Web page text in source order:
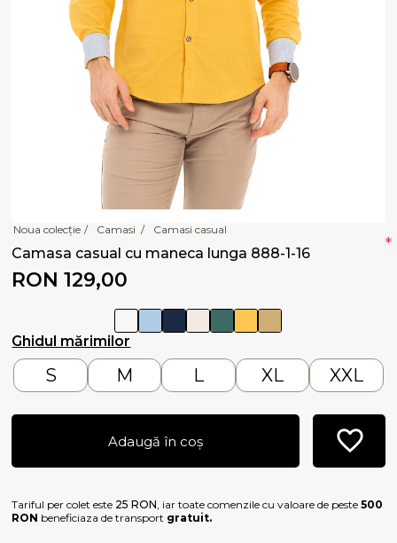
Noua colecție / Camasi / Camasi casual
Camasa casual cu maneca lunga 888-1-16
RON 129,00
Ghidul mărimilor
*
S M L XL XXL
Adaugă în coș
Tariful per colet este 25 RON, iar toate comenzile cu valoare de peste500
RON beneficiaza de transport gratuit.